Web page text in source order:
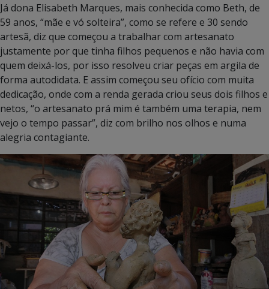
Já dona Elisabeth Marques, mais conhecida como Beth, de
59 anos, “mãe e vó solteira”, como se refere e 30 sendo
artesã, diz que começou a trabalhar com artesanato
justamente por que tinha filhos pequenos e não havia com
quem deixá-los, por isso resolveu criar peças em argila de
forma autodidata. E assim começou seu ofício com muita
dedicação, onde com a renda gerada criou seus dois filhos e
netos, “o artesanato prá mim é também uma terapia, nem
vejo o tempo passar”, diz com brilho nos olhos e numa
alegria contagiante.